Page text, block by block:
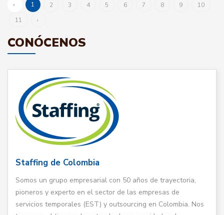
‹ 1 2 3 4 5 6 7 8 9
10
11
›
CONÓCENOS
Staffing de Colombia
Somos un grupo empresarial con 50 años de trayectoria,
pioneros y experto en el sector de las empresas de
servicios temporales (EST) y outsourcing en Colombia. Nos